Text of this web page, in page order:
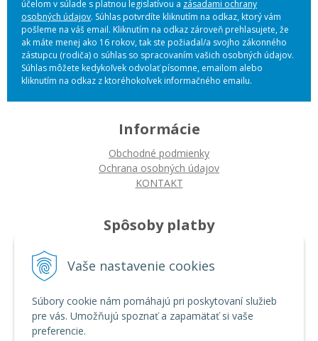
Vaše nastavenie cookies
Súbory cookie nám pomáhajú pri poskytovaní služieb
pre vás. Umožňujú spoznať a zapamätať si vaše
preferencie.
účelom v súlade s platnou legislatívou a zásadami ochrany
osobných údajov. Súhlas potvrdíte kliknutím na odkaz, ktorý vám
pošleme na váš email. Kliknutím na odkaz zároveň prehlasujete, že
ak máte menej ako 16 rokov, tak ste požiadal/a svojho zákonného
zástupcu (rodiča) o súhlas so spracovaním vašich osobných údajov.
Súhlas môžete kedykoľvek odvolať písomne, emailom alebo
kliknutím na odkaz z ktoréhokoľvek informačného emailu.
Informácie
Obchodné podmienky
Ochrana osobných údajov
KONTAKT
Spôsoby platby
Platba bankovým prevodom
Ako nakupovať